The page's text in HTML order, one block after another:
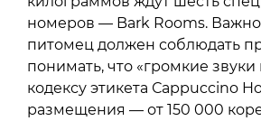
номеров — Bark Rooms.
питомец должен соблюдать
понимать, что «громкие
кодексу этикета Сappuccino
размещения — от 150 000